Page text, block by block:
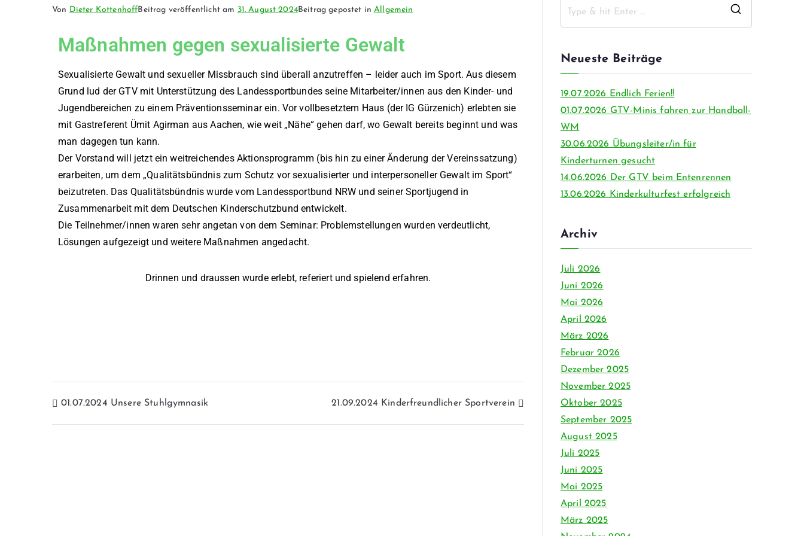
Von Dieter KottenhoffBeitrag veröffentlicht am 31. August 2024Beitrag gepostet inAllgemein
Maßnahmen gegen sexualisierte Gewalt
Sexualisierte Gewalt und sexueller Missbrauch sind überall anzutreffen – leider auch im Sport. Aus diesem
Grund lud der GTV mit Unterstützung des Landessportbundes seine Mitarbeiter/innen aus den Kinder- und
Jugendbereichen zu einem Präventionsseminar ein. Vor vollbesetztem Haus (der IG Gürzenich) erlebten sie
mit Gastreferent Ümit Agirman aus Aachen, wie weit „Nähe“ gehen darf, wo Gewalt bereits beginnt und was
man dagegen tun kann.
Der Vorstand will jetzt ein weitreichendes Aktionsprogramm (bis hin zu einer Änderung der Vereinssatzung)
erarbeiten, um dem „Qualitätsbündnis zum Schutz vor sexualisierter und interpersoneller Gewalt im Sport“
beizutreten. Das Qualitätsbündnis wurde vom Landessportbund NRW und seiner Sportjugend in
Zusammenarbeit mit dem Deutschen Kinderschutzbund entwickelt.
Die Teilnehmer/innen waren sehr angetan von dem Seminar: Problemstellungen wurden verdeutlicht,
Lösungen aufgezeigt und weitere Maßnahmen angedacht.
Drinnen und draussen wurde erlebt, referiert und spielend erfahren.
01.07.2024 Unsere Stuhlgymnasik 21.09.2024 Kinderfreundlicher Sportverein
Neueste Beiträge
19.07.2026 Endlich Ferien!!
01.07.2026 GTV-Minis fahren zur Handball-
WM
30.06.2026 Übungsleiter/in für
Kinderturnen gesucht
14.06.2026 Der GTV beim Entenrennen
13.06.2026 Kinderkulturfest erfolgreich
Archiv
Juli 2026
Juni 2026
Mai 2026
April 2026
März 2026
Februar 2026
Dezember 2025
November 2025
Oktober 2025
September 2025
August 2025
Juli 2025
Juni 2025
Mai 2025
April 2025
März 2025